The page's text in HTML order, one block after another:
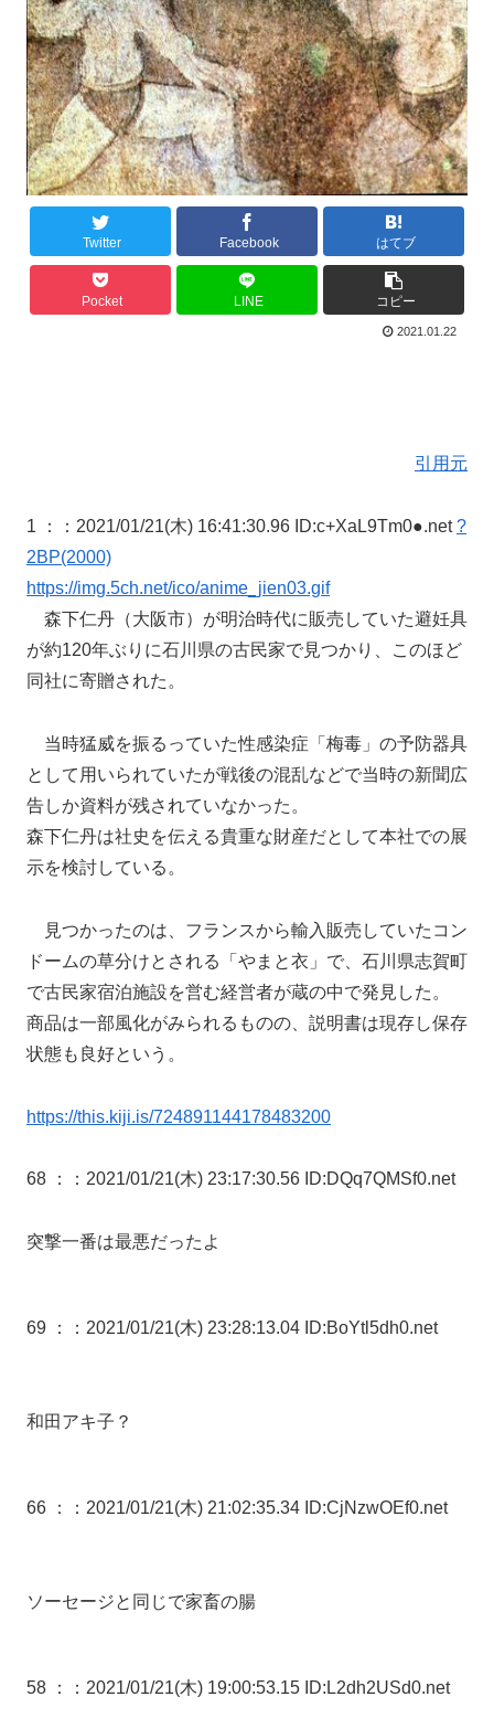
Twitter Facebook はてブ
Pocket LINE コピー
2021.01.22
引用元
1 ： ：2021/01/21(木) 16:41:30.96 ID:c+XaL9Tm0●.net?
2BP(2000)
https://img.5ch.net/ico/anime_jien03.gif
森下仁丹（大阪市）が明治時代に販売していた避妊具
が約120年ぶりに石川県の古民家で見つかり、このほど
同社に寄贈された。
当時猛威を振るっていた性感染症「梅毒」の予防器具
として用いられていたが戦後の混乱などで当時の新聞広
告しか資料が残されていなかった。
森下仁丹は社史を伝える貴重な財産だとして本社での展
示を検討している。
見つかったのは、フランスから輸入販売していたコン
ドームの草分けとされる「やまと衣」で、石川県志賀町
で古民家宿泊施設を営む経営者が蔵の中で発見した。
商品は一部風化がみられるものの、説明書は現存し保存
状態も良好という。
https://this.kiji.is/724891144178483200
68 ： ：2021/01/21(木) 23:17:30.56 ID:DQq7QMSf0.net
突撃一番は最悪だったよ
69 ： ：2021/01/21(木) 23:28:13.04 ID:BoYtl5dh0.net
和田アキ子？
66 ： ：2021/01/21(木) 21:02:35.34 ID:CjNzwOEf0.net
ソーセージと同じで家畜の腸
58 ： ：2021/01/21(木) 19:00:53.15 ID:L2dh2USd0.net